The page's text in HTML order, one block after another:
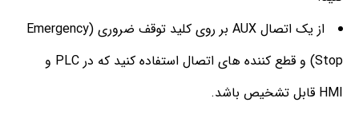
از یک اتصال AUX بر روی کلید توقف ضروری (Emergency
Stop) و قطع کننده های اتصال استفاده کنید که در PLC و
HMI قابل تشخیص باشد.